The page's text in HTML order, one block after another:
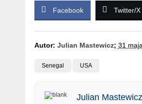
Facebook Twitter/X
Autor: Julian Mastewicz; 31
Senegal USA
Julian Mastewicz